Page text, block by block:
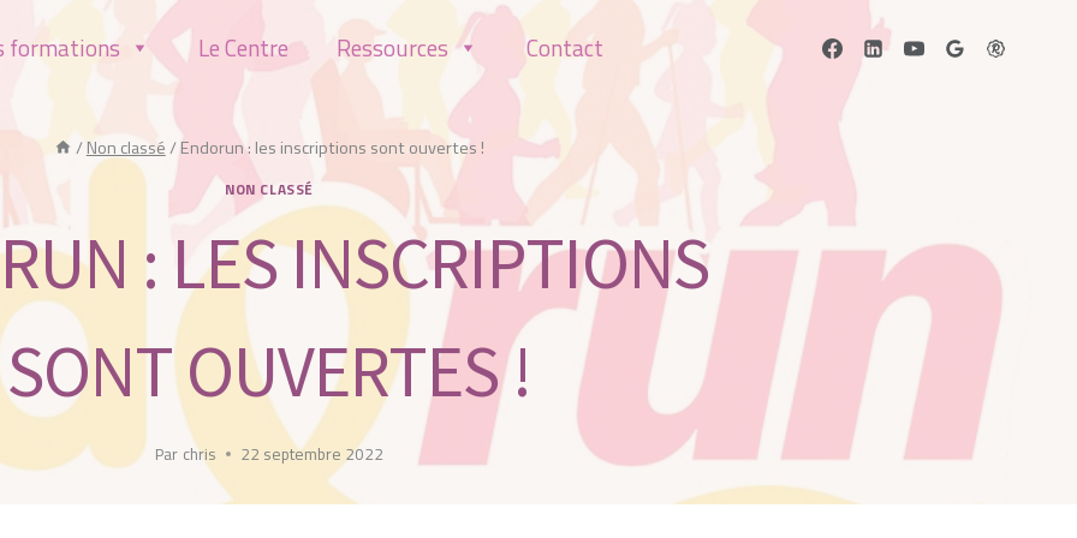
formations Le Centre Ressources Contact
/Non classé/Endorun : les inscriptions sont ouvertes !
NON CLASSÉ
: LES INSCRIPTIONS
SONT OUVERTES !
Par chris 22 septembre 2022